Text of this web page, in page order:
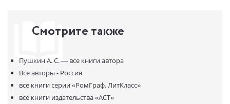
В продаже с:
01.04.2026
верности и торжестве справедливости.
Смотрите также
Пушкин А. С. — все книги автора
Все авторы - Россия
все книги серии«РомГраф. ЛитКласс»
все книги издательства«АСТ»